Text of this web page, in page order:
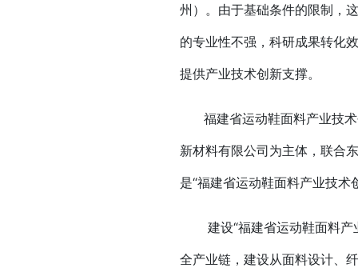
州）。由于基础条件的限制，
的专业性不强，科研成果转化
提供产业技术创新支撑。
福建省运动鞋面料产业技术
新材料有限公司为主体，联合
是“福建省运动鞋面料产业技术
建设“福建省运动鞋面料产
全产业链，建设从面料设计、